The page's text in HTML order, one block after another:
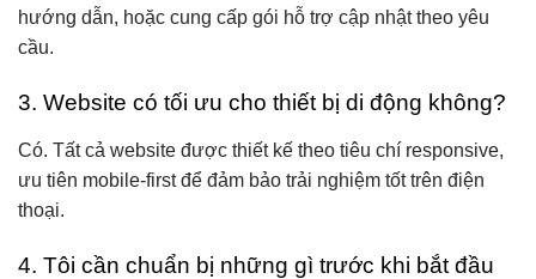
hướng dẫn, hoặc cung cấp gói hỗ trợ cập nhật theo yêu
cầu.
3. Website có tối ưu cho thiết bị di động không?
Có. Tất cả website được thiết kế theo tiêu chí responsive,
ưu tiên mobile-first để đảm bảo trải nghiệm tốt trên điện
thoại.
4. Tôi cần chuẩn bị những gì trước khi bắt đầu